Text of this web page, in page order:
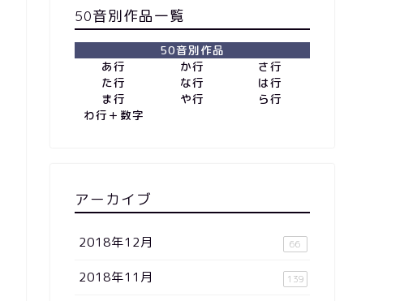
50音別作品一覧
50音別作品
あ行
か行
さ行
た行
な行
は行
ま行
や行
ら行
わ行＋数字
アーカイブ
2018年12月 66
2018年11月 139